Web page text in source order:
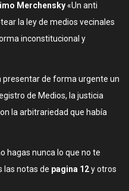
Merchensky«Un anti
la ley de medios vecinales
inconstitucional y
presentar de forma urgente un
de Medios, la justicia
la arbitrariedad que había
hagas nunca lo que no te
las notas de pagina 12y otros